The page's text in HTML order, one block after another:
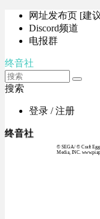
网址发布页 [建
Discord频道
电报群
终音社
搜索
登录 / 注册
终音社
© SEGA / © Craft
Media, INC.